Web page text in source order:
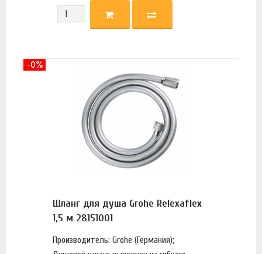
Шланг для душа Grohe Relexaflex
1,5 м 28151001
Производитель: Grohe (Германия);
-0%